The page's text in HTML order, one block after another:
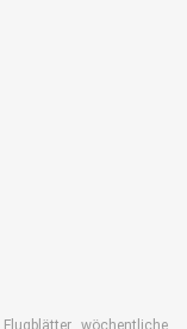
wöchentliche